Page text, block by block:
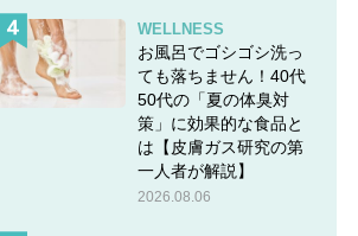
WELLNESS
お風呂でゴシゴシ洗っ
ても落ちません！40代
50代の「夏の体臭対
策」に効果的な食品と
は【皮膚ガス研究の第
一人者が解説】
2026.08.06